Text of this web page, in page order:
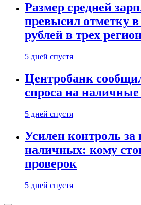
Размер средней
превысил отметку
рублей в трех
5 дней спустя
Центробанк
спроса на наличные
5 дней спустя
Усилен контроль за
наличных: кому
проверок
5 дней спустя